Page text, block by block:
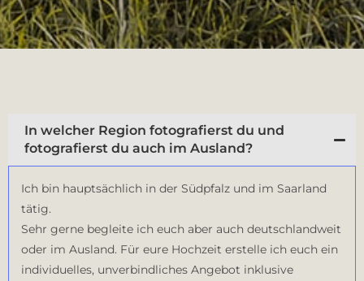
In welcher Region fotografierst du und
fotografierst du auch im Ausland?
Ich bin hauptsächlich in der Südpfalz und im Saarland
tätig.
Sehr gerne begleite ich euch aber auch deutschlandweit
oder im Ausland. Für eure Hochzeit erstelle ich euch ein
individuelles, unverbindliches Angebot inklusive